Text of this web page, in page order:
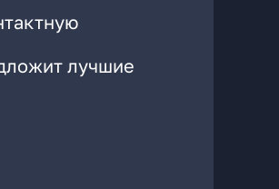
лучшие